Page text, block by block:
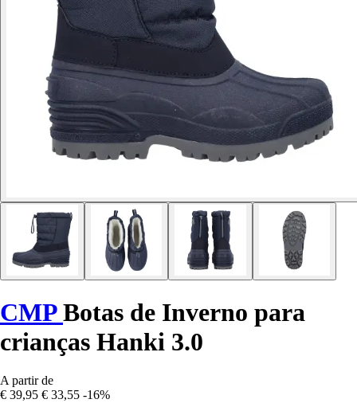
CMPBotas de Inverno para
crianças Hanki 3.0
A partir de
€ 39,95 € 33,55 -16%